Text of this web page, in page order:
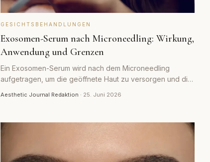
GESICHTSBEHANDLUNGEN
Exosomen-Serum nach Microneedling: Wirkung,
Anwendung und Grenzen
Ein Exosomen-Serum wird nach dem Microneedling
aufgetragen, um die geöffnete Haut zu versorgen und die
Aesthetic Journal Redaktion · 25. Juni 2026